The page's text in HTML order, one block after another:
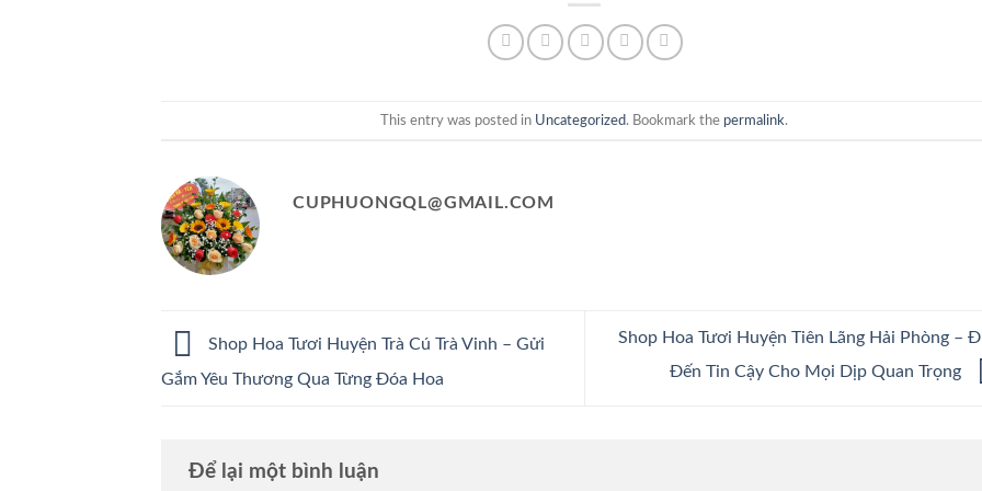
This entry was posted in Uncategorized. Bookmark the permalink.
CUPHUONGQL@GMAIL.COM
Shop Hoa Tươi Huyện Trà Cú Trà Vinh – Gửi
Gắm Yêu Thương Qua Từng Đóa Hoa
Shop Hoa Tươi Huyện Tiên Lãng Hải Phòng –
Đến Tin Cậy Cho Mọi Dịp Quan Trọng
Để lại một bình luận